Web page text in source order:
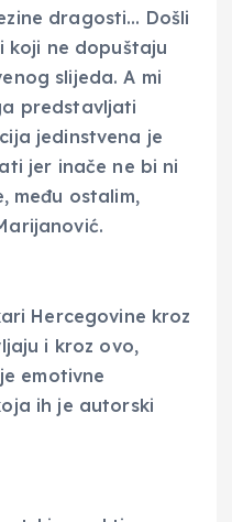
dragosti… Došli
koji ne dopuštaju
slijeda. A mi
predstavljati
jedinstvena je
jer inače ne bi ni
među ostalim,
Hercegovine kroz
i kroz ovo,
emotivne
ih je autorski